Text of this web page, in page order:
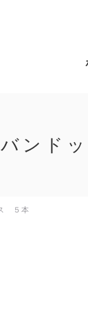
ンドッ
５本